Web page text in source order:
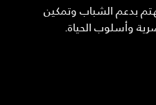
بدعم الشباب وتمكين
وأسلوب الحياة.